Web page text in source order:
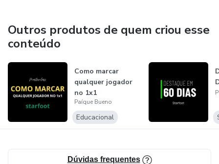
Outros produtos de quem criou esse
conteúdo
Como marcar
qualquer jogador
no 1x1
Paíque Bueno
Educacional
Dúvidas frequentes